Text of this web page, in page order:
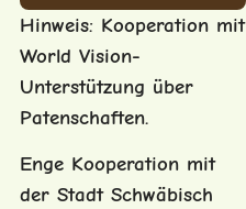
Hinweis: Kooperation mit
World Vision-
Unterstützung über
Patenschaften.
Enge Kooperation mit
der Stadt Schwäbisch